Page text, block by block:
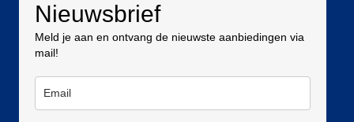
Nieuwsbrief
Meld je aan en ontvang de nieuwste aanbiedingen via
mail!